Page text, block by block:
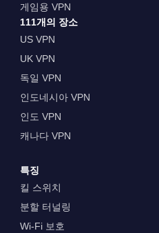
게임용 VPN
111개의 장소
US VPN
UK VPN
독일 VPN
인도네시아 VPN
인도 VPN
캐나다 VPN
특징
킬 스위치
분할 터널링
Wi-Fi 보호